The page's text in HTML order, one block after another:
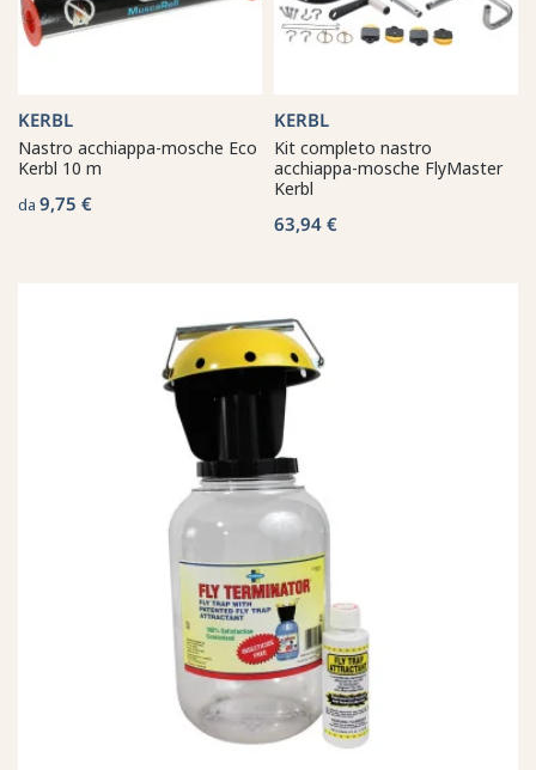
KERBL
Nastro acchiappa-mosche Eco
Kerbl 10 m
da 9,75 €
KERBL
Kit completo nastro
acchiappa-mosche FlyMaster
Kerbl
63,94 €